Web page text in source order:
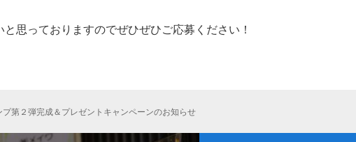
思っておりますのでぜひぜひご応募ください！
第２弾完成＆プレゼントキャンペーンのお知らせ